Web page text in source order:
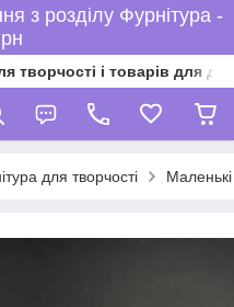
з розділу Фурнітура -
творчості і товарів для
для творчості